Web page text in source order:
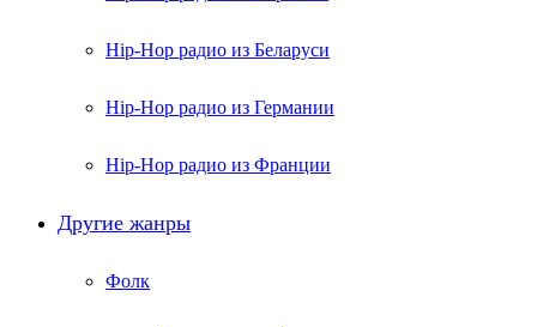
Hip-Hop радио из Беларуси
Hip-Hop радио из Германии
Hip-Hop радио из Франции
Другие жанры
Фолк